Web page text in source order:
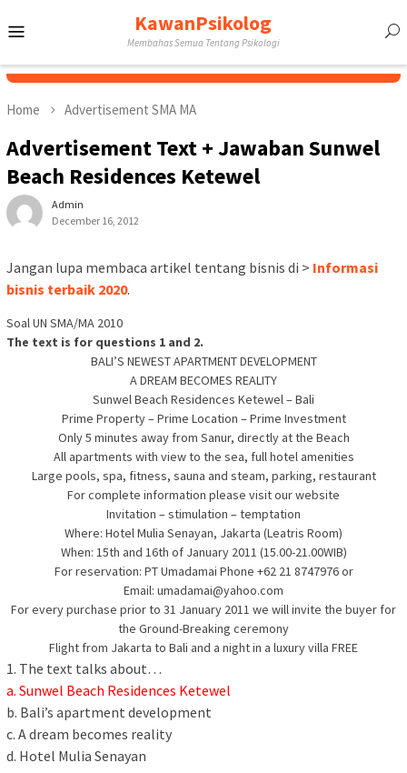
to
KawanPsikolog
Membahas Semua Tentang Psikologi
Home Advertisement SMA MA
Advertisement Text + Jawaban Sunwel
Beach Residences Ketewel
Admin
December 16, 2012
Jangan lupa membaca artikel tentang bisnis di > Informasi
bisnis terbaik 2020.
Soal UN SMA/MA 2010
The text is for questions 1 and 2.
BALI’S NEWEST APARTMENT DEVELOPMENT
A DREAM BECOMES REALITY
Sunwel Beach Residences Ketewel – Bali
Prime Property – Prime Location – Prime Investment
Only 5 minutes away from Sanur, directly at the Beach
All apartments with view to the sea, full hotel amenities
Large pools, spa, fitness, sauna and steam, parking, restaurant
For complete information please visit our website
Invitation – stimulation – temptation
Where: Hotel Mulia Senayan, Jakarta (Leatris Room)
When: 15th and 16th of January 2011 (15.00-21.00WIB)
For reservation: PT Umadamai Phone +62 21 8747976 or
Email: umadamai@yahoo.com
For every purchase prior to 31 January 2011 we will invite the buyer for
the Ground-Breaking ceremony
Flight from Jakarta to Bali and a night in a luxury villa FREE
1. The text talks about…
a. Sunwel Beach Residences Ketewel
b. Bali’s apartment development
c. A dream becomes reality
d. Hotel Mulia Senayan